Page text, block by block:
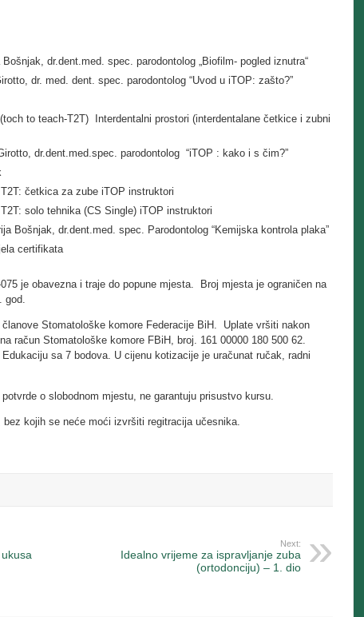
dr.dent.med. spec. parodontolog „Biofilm- pogled iznutra“
dr. med. dent. spec. parodontolog “Uvod u iTOP: zašto?”
to teach-T2T) Interdentalni prostori (interdentalane četkice i zubni
dr.dent.med.spec. parodontolog “iTOP : kako i s čim?”
četkica za zube iTOP instruktori
solo tehnika (CS Single) iTOP instruktori
Bošnjak, dr.dent.med. spec. Parodontolog “Kemijska kontrola plaka”
certifikata
je obavezna i traje do popune mjesta. Broj mjesta je ograničen na
god.
Stomatološke komore Federacije BiH. Uplate vršiti nakon
račun Stomatološke komore FBiH, broj. 161 00000 180 500 62.
sa 7 bodova. U cijenu kotizacije je uračunat ručak, radni
o slobodnom mjestu, ne garantuju prisustvo kursu.
kojih se neće moći izvršiti regitracija učesnika.
Next:
Idealno vrijeme za ispravljanje zuba
(ortodonciju) – 1. dio